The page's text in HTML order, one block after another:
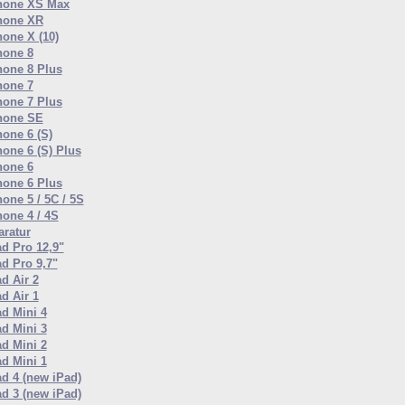
XS Max
XR
X (10)
8
8 Plus
7
7 Plus
SE
6 (S)
6 (S) Plus
6
6 Plus
5 / 5C / 5S
4 / 4S
Pro 12,9"
Pro 9,7"
Air 2
Air 1
Mini 4
Mini 3
Mini 2
Mini 1
4 (new iPad)
3 (new iPad)